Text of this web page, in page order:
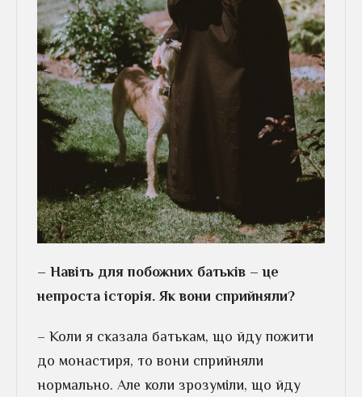
– Навіть для побожних батьків – це
непроста історія. Як вони сприйняли?
– Коли я сказала батькам, що йду пожити
до монастиря, то вони сприйняли
нормально. Але коли зрозуміли, що йду